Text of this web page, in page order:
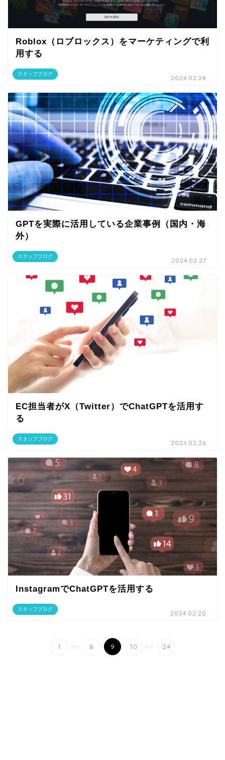
スタッフブログ
Roblox（ロブロックス）をマーケティングで利
用する
2024.02.28
スタッフブログ
GPTを実際に活用している企業事例（国内・海
外）
2024.02.27
スタッフブログ
EC担当者がX（Twitter）でChatGPTを活用す
る
2024.02.26
スタッフブログ
InstagramでChatGPTを活用する
2024.02.20
1 ... 8 9 10 ... 24